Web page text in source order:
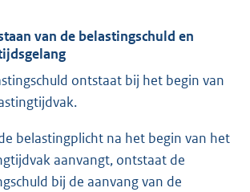
van de belastingschuld en
ontstaat bij het begin van
belastingplicht na het begin van het
aanvangt, ontstaat de
bij de aanvang van de